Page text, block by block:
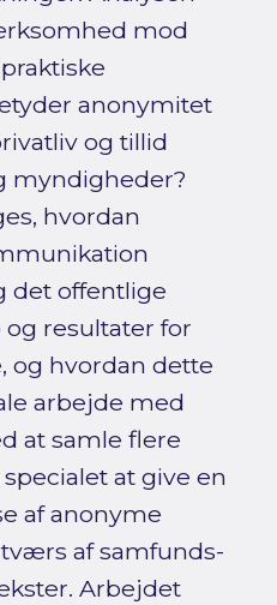
mod
anonymitet
og tillid
myndigheder?
hvordan
det offentlige
resultater for
og hvordan dette
arbejde med
at samle flere
at give en
af anonyme
af samfunds-
Arbejdet